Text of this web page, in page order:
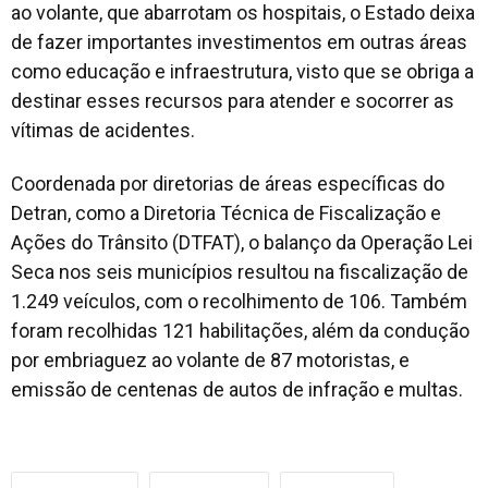
ao volante, que abarrotam os hospitais, o Estado deixa
de fazer importantes investimentos em outras áreas
como educação e infraestrutura, visto que se obriga a
destinar esses recursos para atender e socorrer as
vítimas de acidentes.
Coordenada por diretorias de áreas específicas do
Detran, como a Diretoria Técnica de Fiscalização e
Ações do Trânsito (DTFAT), o balanço da Operação Lei
Seca nos seis municípios resultou na fiscalização de
1.249 veículos, com o recolhimento de 106. Também
foram recolhidas 121 habilitações, além da condução
por embriaguez ao volante de 87 motoristas, e
emissão de centenas de autos de infração e multas.